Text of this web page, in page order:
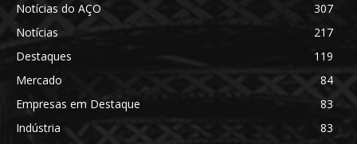
Notícias do AÇO
307
Notícias
217
Destaques
119
Mercado
84
Empresas em Destaque
83
Indústria
83